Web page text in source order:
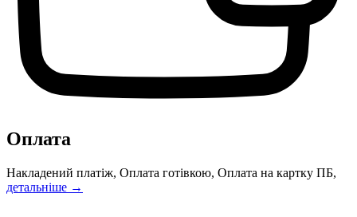
Оплата
Накладений платіж, Оплата готівкою, Оплата на картку ПБ,
детальніше →